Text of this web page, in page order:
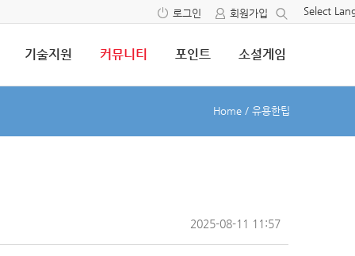
Select
로그인 회원가입
기술지원 커뮤니티 포인트 소셜게임
Home / 유용한팁
2025-08-11 11:57